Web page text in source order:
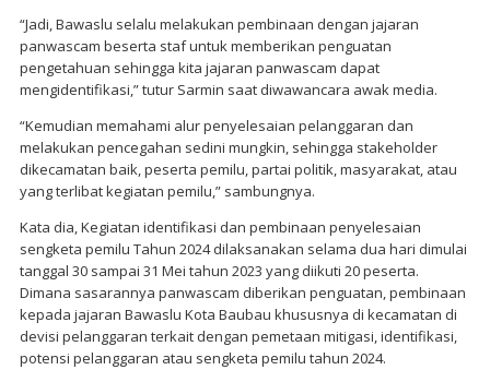
“Jadi, Bawaslu selalu melakukan pembinaan dengan jajaran
panwascam beserta staf untuk memberikan penguatan
pengetahuan sehingga kita jajaran panwascam dapat
mengidentifikasi,” tutur Sarmin saat diwawancara awak media.
“Kemudian memahami alur penyelesaian pelanggaran dan
melakukan pencegahan sedini mungkin, sehingga stakeholder
dikecamatan baik, peserta pemilu, partai politik, masyarakat, atau
yang terlibat kegiatan pemilu,” sambungnya.
Kata dia, Kegiatan identifikasi dan pembinaan penyelesaian
sengketa pemilu Tahun 2024 dilaksanakan selama dua hari dimulai
tanggal 30 sampai 31 Mei tahun 2023 yang diikuti 20 peserta.
Dimana sasarannya panwascam diberikan penguatan, pembinaan
kepada jajaran Bawaslu Kota Baubau khususnya di kecamatan di
devisi pelanggaran terkait dengan pemetaan mitigasi, identifikasi,
potensi pelanggaran atau sengketa pemilu tahun 2024.